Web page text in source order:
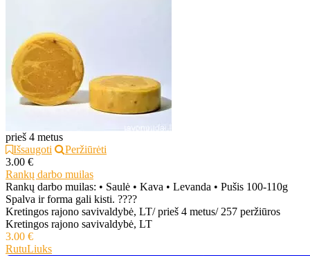
prieš 4 metus
Išsaugoti
Peržiūrėti
3.00 €
Rankų darbo muilas
Rankų darbo muilas: • Saulė • Kava • Levanda • Pušis 100-110g
Spalva ir forma gali kisti. ????
Kretingos rajono savivaldybė, LT/ prieš 4 metus/ 257 peržiūros
Kretingos rajono savivaldybė, LT
3.00 €
RutuLiuks